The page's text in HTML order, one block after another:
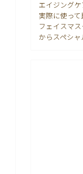
エイジング
実際に使っ
フェイスマ
からスペシ